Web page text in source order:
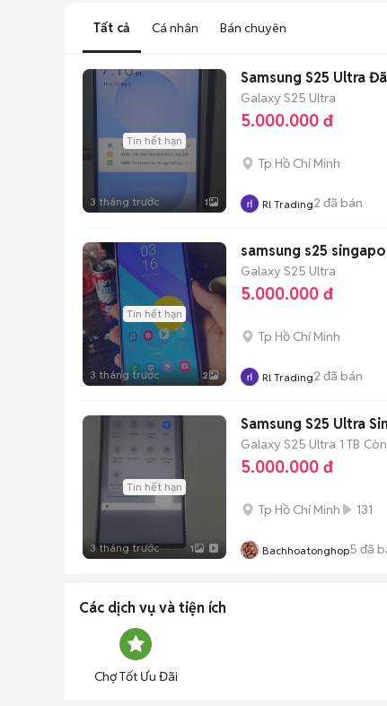
Tất cả Cá nhân Bán chuyên
Tin hết hạn
3 tháng trước 1
Galaxy S25 Ultra
5.000.000 đ
Tp Hồ Chí Minh
Rl Trading2 đã bán
Tin hết hạn
3 tháng trước 2
samsung s25 singapo
Galaxy S25 Ultra
5.000.000 đ
Tp Hồ Chí Minh
Rl Trading2 đã bán
Tin hết hạn
3 tháng trước 1
Samsung S25 Ultra
Galaxy S25 Ultra 1 TB
5.000.000 đ
Tp Hồ Chí Minh 131
Bachhoatonghop5 đã
Các dịch vụ và tiện ích
Chợ Tốt Ưu Đãi